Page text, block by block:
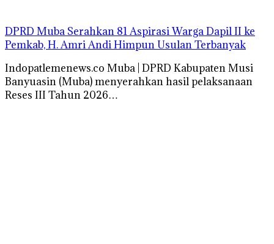
DPRD Muba Serahkan 81 Aspirasi Warga Dapil II ke
Pemkab, H. Amri Andi Himpun Usulan Terbanyak
Indopatlemenews.co Muba | DPRD Kabupaten Musi
Banyuasin (Muba) menyerahkan hasil pelaksanaan
Reses III Tahun 2026…